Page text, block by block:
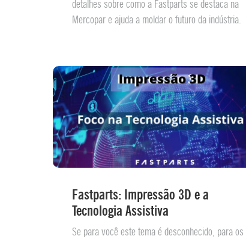
detalhes sobre como a Fastparts se destaca na
Mercopar e ajuda a moldar o futuro da indústria.
Fastparts: Impressão 3D e a
Tecnologia Assistiva
Se para você este tema é desconhecido, para os